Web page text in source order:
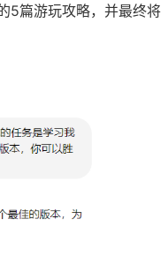
5篇游玩攻略，并最终将